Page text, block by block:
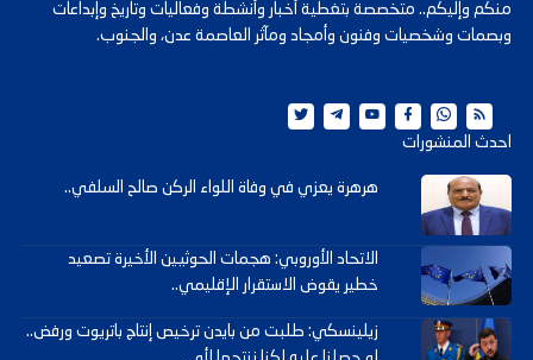
منكم وإليكم.. متخصصة بتغطية أخبار وأنشطة وفعاليات وتاريخ وإبداعات
وبصمات وشخصيات وفنون وأمجاد ومآثر العاصمة عدن، والجنوب.
احدث المنشورات
هرهرة يعزي في وفاة اللواء الركن صالح السلفي..
الاتحاد الأوروبي: هجمات الحوثيين الأخيرة تصعيد
خطير يقوض الاستقرار الإقليمي..
زيلينسكي: طلبت من بايدن ترخيص إنتاج باتريوت ورفض..